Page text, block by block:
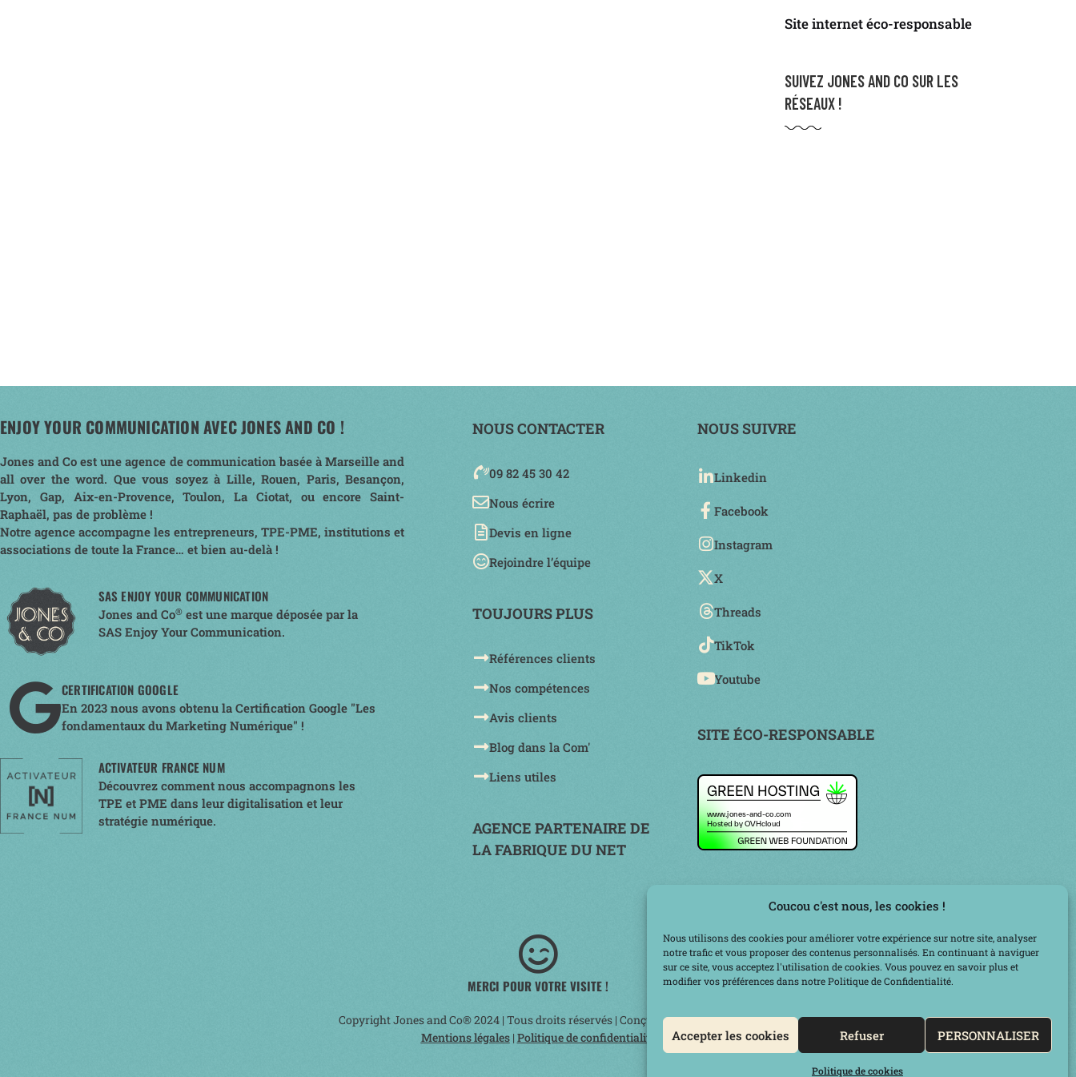
Coucou c'est nous, les cookies !
Nous utilisons des cookies pour améliorer votre expérience sur notre site, analyser
notre trafic et vous proposer des contenus personnalisés. En continuant à naviguer
sur ce site, vous acceptez l'utilisation de cookies. Vous pouvez en savoir plus et
modifier vos préférences dans notre Politique de Confidentialité.
Accepter les cookies Refuser PERSONNALISER
Politique de cookies
Site internet éco-responsable
SUIVEZ JONES AND CO SUR LES
RÉSEAUX !
ENJOY YOUR COMMUNICATION AVEC JONES AND CO !
Jones and Co est une agence de communication basée à Marseille and
all over the word. Que vous soyez à Lille, Rouen, Paris, Besançon,
Lyon, Gap, Aix-en-Provence, Toulon, La Ciotat, ou encore Saint-
Raphaël, pas de problème !
Notre agence accompagne les entrepreneurs, TPE-PME, institutions et
associations de toute la France… et bien au-delà !
SAS ENJOY YOUR COMMUNICATION
Jones and Co®est une marque déposée par la
SAS Enjoy Your Communication.
CERTIFICATION GOOGLE
En 2023 nous avons obtenu la Certification Google "Les
fondamentaux du Marketing Numérique" !
ACTIVATEUR FRANCE NUM
Découvrez comment nous accompagnons les
TPE et PME dans leur digitalisation et leur
stratégie numérique.
NOUS CONTACTER
09 82 45 30 42
Nous écrire
Devis en ligne
Rejoindre l’équipe
TOUJOURS PLUS
Références clients
Nos compétences
Avis clients
Blog dans la Com'
Liens utiles
AGENCE PARTENAIRE DE
LA FABRIQUE DU NET
NOUS SUIVRE
Linkedin
Facebook
Instagram
X
Threads
TikTok
Youtube
SITE ÉCO-RESPONSABLE
MERCI POUR VOTRE VISITE !
Copyright Jones and Co® 2024 | Tous droits réservés | Conçu avec Amour
Mentions légales| Politique de confidentialité